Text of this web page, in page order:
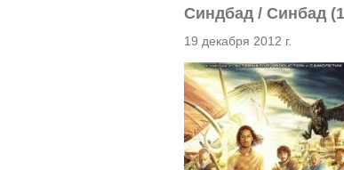
Синдбад / Синбад
19 декабря 2012 г.